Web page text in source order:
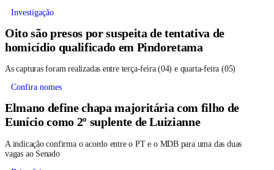
Investigação
Oito são presos por suspeita de tentativa de
homicídio qualificado em Pindoretama
As capturas foram realizadas entre terça-feira (04) e quarta-feira (05)
Confira nomes
Elmano define chapa majoritária com filho de
Eunício como 2º suplente de Luizianne
A indicação confirma o acordo entre o PT e o MDB para uma das duas
vagas ao Senado